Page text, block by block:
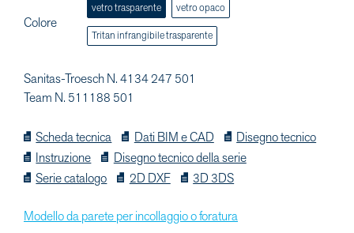
Colore
vetro trasparente vetro opaco
Tritan infrangibile trasparente
Sanitas-Troesch N. 4134 247 501
Team N. 511188 501
Scheda tecnica Dati BIM e CAD
Disegno tecnico
Instruzione
Disegno tecnico della serie
Serie catalogo
2D DXF 3D 3DS
Modello da parete per incollaggio o foratura